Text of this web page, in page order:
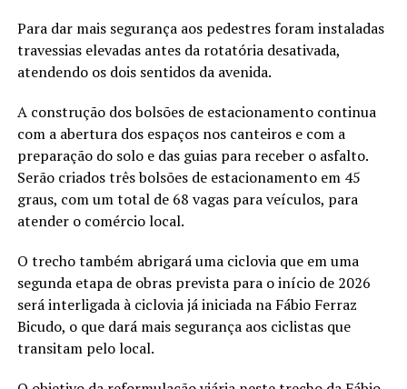
Para dar mais segurança aos pedestres foram instaladas
travessias elevadas antes da rotatória desativada,
atendendo os dois sentidos da avenida.
A construção dos bolsões de estacionamento continua
com a abertura dos espaços nos canteiros e com a
preparação do solo e das guias para receber o asfalto.
Serão criados três bolsões de estacionamento em 45
graus, com um total de 68 vagas para veículos, para
atender o comércio local.
O trecho também abrigará uma ciclovia que em uma
segunda etapa de obras prevista para o início de 2026
será interligada à ciclovia já iniciada na Fábio Ferraz
Bicudo, o que dará mais segurança aos ciclistas que
transitam pelo local.